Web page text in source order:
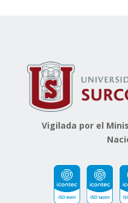
Vigilada por el